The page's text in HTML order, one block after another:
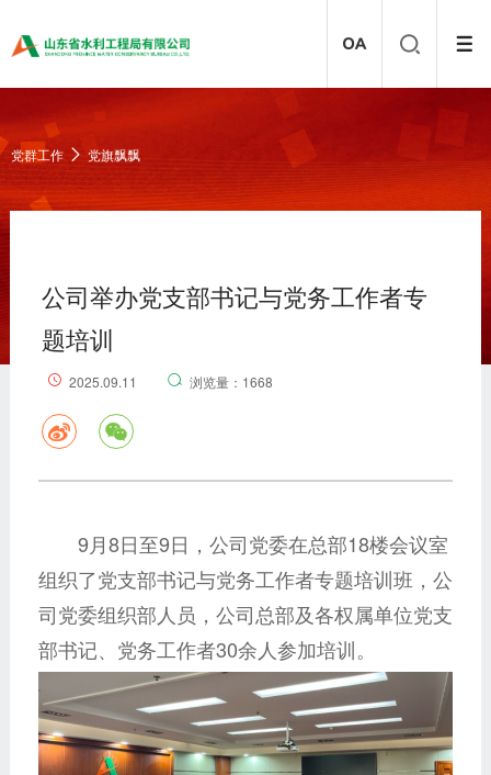
党群工作 党旗飘飘
公司举办党支部书记与党务工作者专
题培训
2025.09.11 浏览量：1668
9月8日至9日，公司党委在总部18楼会议室
组织了党支部书记与党务工作者专题培训班，公
司党委组织部人员，公司总部及各权属单位党支
部书记、党务工作者30余人参加培训。